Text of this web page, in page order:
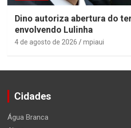
Dino autoriza abertura do
envolvendo Lulinha
4 de agosto de 2026 mpiaui
Cidades
Água Branca